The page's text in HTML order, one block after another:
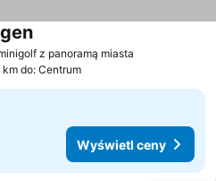
z panoramą miasta
km do: Centrum
Wyświetl ceny